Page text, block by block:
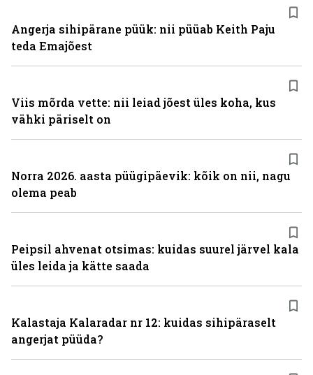
Angerja sihipärane püük: nii püüab Keith Paju
teda Emajõest
Viis mõrda vette: nii leiad jõest üles koha, kus
vähki päriselt on
Norra 2026. aasta püügipäevik: kõik on nii, nagu
olema peab
Peipsil ahvenat otsimas: kuidas suurel järvel kala
üles leida ja kätte saada
Kalastaja Kalaradar nr 12: kuidas sihipäraselt
angerjat püüda?